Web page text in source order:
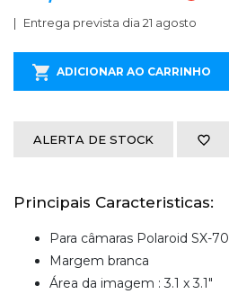
Entrega prevista dia 21 agosto
ADICIONAR AO CARRINHO
ALERTA DE STOCK
Principais Caracteristicas:
Para câmaras Polaroid SX-70
Margem branca
Área da imagem : 3.1 x 3.1"